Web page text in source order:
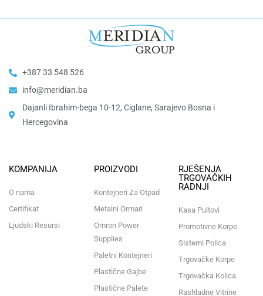
+387 33 548 526
info@meridian.ba
Dajanli Ibrahim-bega 10-12, Ciglane, Sarajevo Bosna i
Hercegovina​
KOMPANIJA
O nama
Certifikat
Ljudski Resursi
PROIZVODI
Kontejneri Za Otpad
Metalni Ormari
Omron Power
Supplies
Paletni Kontejneri
Plastične Gajbe
Plastične Palete
RJEŠENJA
TRGOVAČKIH
RADNJI
Kasa Pultovi
Promotivne Korpe
Sistemi Polica
Trgovačke Korpe
Trgovačka Kolica
Rashladne Vitrine